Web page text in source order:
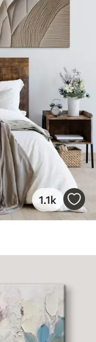
1.1k